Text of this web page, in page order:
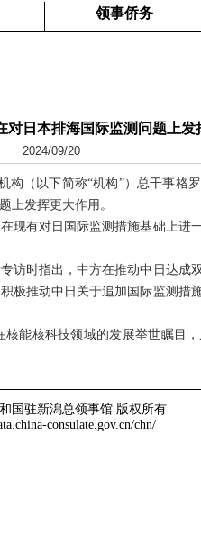
领事侨务
对日本排海国际监测问题上发
2024/09/20
以下简称“机构”）总干事格罗
上发挥更大作用。
有对日国际监测措施基础上进
时指出，中方在推动中日达成
极推动中日关于追加国际监测措
核科技领域的发展举世瞩目
国驻新潟总领事馆 版权所有
consulate.gov.cn/chn/